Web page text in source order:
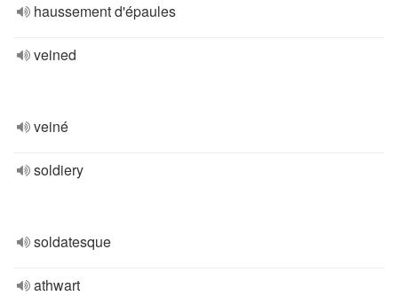
haussement d'épaules
veined
veiné
soldiery
soldatesque
athwart